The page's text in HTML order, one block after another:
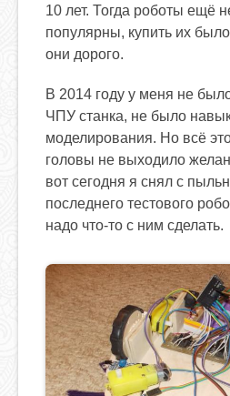
10 лет. Тогда роботы ещё
популярны, купить их
они дорого.
В 2014 году у меня не
ЧПУ станка, не было
моделирования. Но всё
головы не выходило
вот сегодня я снял с
последнего тестового
надо что-то с ним сделать.